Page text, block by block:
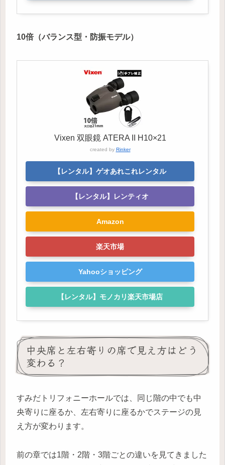
10倍（バランス型・防振モデル）
Vixen 双眼鏡 ATERA II H10×21
created by Rinker
【レンタル】ゲオあれこれレンタル
【レンタル】レンティオ
Amazon
楽天市場
Yahooショッピング
【レンタル】モノカリ楽天市場店
中央席と左右寄りの席で見え方はどう
変わる？
すみだトリフォニーホールでは、同じ階の中でも中
央寄りに座るか、左右寄りに座るかでステージの見
え方が変わります。
前の章では1階・2階・3階ごとの違いを見てきました